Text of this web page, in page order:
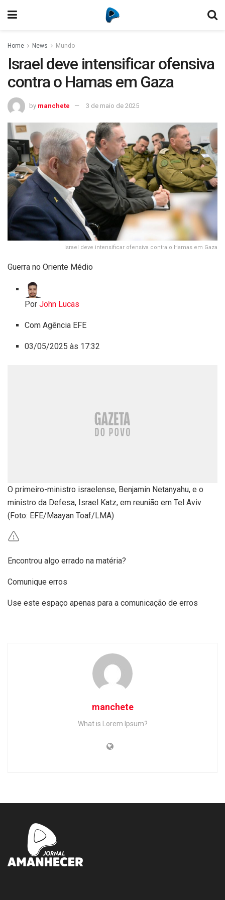
Home News Mundo
Israel deve intensificar ofensiva
contra o Hamas em Gaza
by manchete 3 de maio de 2025
Israel deve intensificar ofensiva contra o Hamas em Gaza
Guerra no Oriente Médio
PorJohn Lucas
Com Agência EFE
03/05/2025 às 17:32
O primeiro-ministro israelense, Benjamin Netanyahu, e o
ministro da Defesa, Israel Katz, em reunião em Tel Aviv
(Foto: EFE/Maayan Toaf/LMA)
Encontrou algo errado na matéria?
Comunique erros
Use este espaço apenas para a comunicação de erros
manchete
What is Lorem Ipsum?